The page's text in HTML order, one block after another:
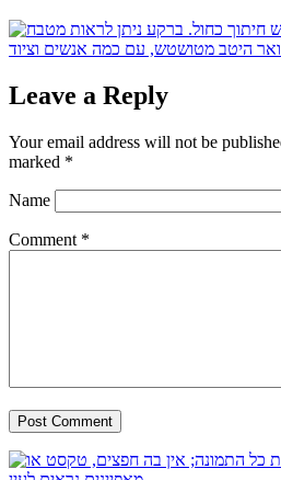
Leave a Reply
Your email address will not be
marked *
Name
Comment *